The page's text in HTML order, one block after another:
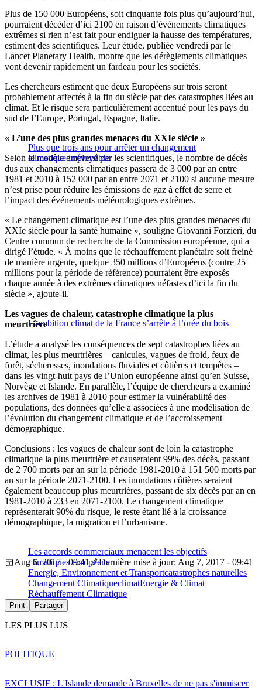
Plus de 150 000 Européens, soit cinquante fois plus qu’aujourd’hui,
pourraient décéder d’ici 2100 en raison d’événements climatiques
extrêmes si rien n’est fait pour endiguer la hausse des températures,
estiment des scientifiques. Leur étude, publiée vendredi par le
Lancet Planetary Health, montre que les dérèglements climatiques
vont devenir rapidement un fardeau pour les sociétés.
Les chercheurs estiment que deux Européens sur trois seront
probablement affectés à la fin du siècle par des catastrophes liées au
climat. Et le risque sera particulièrement accentué pour les pays du
sud de l’Europe, Portugal, Espagne, Italie.
Plus que trois ans pour arrêter un changement
climatique irréversible
« L’une des plus grandes menaces du XXIe siècle »
Selon le modèle employé par les scientifiques, le nombre de décès
dus aux changements climatiques passera de 3 000 par an entre
1981 et 2010 à 152 000 par an entre 2071 et 2100 si aucune mesure
n’est prise pour réduire les émissions de gaz à effet de serre et
l’impact des événements météorologiques extrêmes.
« Le changement climatique est l’une des plus grandes menaces du
XXIe siècle pour la santé humaine », souligne Giovanni Forzieri, du
Centre commun de recherche de la Commission européenne, qui a
dirigé l’étude. « À moins que le réchauffement planétaire soit freiné
de manière urgente, quelque 350 millions d’Européens (contre 25
millions pour la période de référence) pourraient être exposés
chaque année à des extrêmes climatiques néfastes d’ici la fin du
siècle », ajoute-il.
L’ambition climat de la France s’arrête à l’orée du bois
Les vagues de chaleur, catastrophe climatique la plus
meurtrière
L’étude a analysé les conséquences de sept catastrophes liées au
climat, les plus meurtrières – canicules, vagues de froid, feux de
forêt, sécheresses, inondations fluviales et côtières et tempêtes –
dans les vingt-huit pays de l’Union européenne ainsi qu’en Suisse,
Norvège et Islande. En parallèle, l’équipe de chercheurs a examiné
les archives de 1981 à 2010 pour estimer la vulnérabilité des
populations, des données qu’elle a associées à une modélisation de
l’évolution du changement climatique et de l’accroissement
démographique.
Conclusions : les vagues de chaleur sont de loin la catastrophe
climatique la plus meurtrière et causeraient 99% des décès, passant
de 2 700 morts par an sur la période 1981-2010 à 151 500 morts par
an sur la période 2071-2100. Les inondations côtières seraient
également beaucoup plus meurtrières, passant de six décès par an en
1981-2010 à 233 en 2071-2100. Le changement climatique
représenterait 90% du risque, le reste étant lié à la croissance
démographique, la migration et l’urbanisme.
Les accords commerciaux menacent les objectifs
climatiques européens
Aug 6, 2017 - 09:41
Dernière mise à jour: Aug 7, 2017 - 09:41
Energie, Environnement et Transportcatastrophes naturelles
Changement ClimatiqueclimatEnergie & Climat
Réchauffement Climatique
Print Partager
LES PLUS LUS
EXCLUSIF : L'Islande demande à Bruxelles de ne pas s'immiscer
POLITIQUE